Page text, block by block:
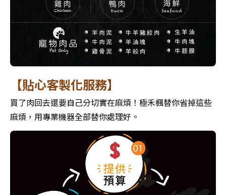
【貼心客製化服務】
買了肉回去還要自己分切實在麻煩！極禾楓替你省掉這些
麻煩，用專業機器全部替你處理好。